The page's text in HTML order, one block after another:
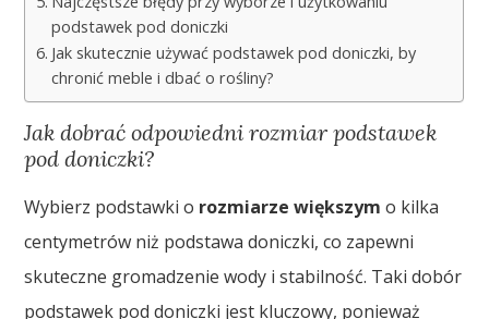
podstawek pod doniczki
Jak skutecznie używać podstawek pod doniczki, by
chronić meble i dbać o rośliny?
Jak dobrać odpowiedni rozmiar podstawek
pod doniczki?
Wybierz podstawki o rozmiarze większym o kilka
centymetrów niż podstawa doniczki, co zapewni
skuteczne gromadzenie wody i stabilność. Taki dobór
podstawek pod doniczki jest kluczowy, ponieważ